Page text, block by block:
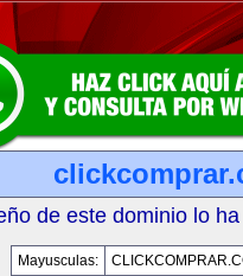
de este dominio lo
Mayusculas: